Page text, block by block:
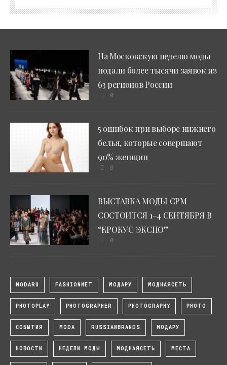
На Московскую неделю моды
подали более тысячи заявок из
63 регионов России
0
5 ошибок при выборе нижнего
белья, которые совершают
90% женщин
0
ВЫСТАВКА МОДЫ CPM
СОСТОИТСЯ 1–4 СЕНТЯБРЯ В
“КРОКУС ЭКСПО”
0
MODARU FASHIONNET МОДАРУ МОДНАЯСЕТЬ
PHOTOPLAY PHOTOGRAPHER PHOTOGRAPHY PHOTO
СОБЫТИЯ MODA RUSSIANBRANDS МОДАРУ
НОВОСТИ НЕДЕЛИ МОДЫ МОДНАЯСЕТЬ МЕСТА